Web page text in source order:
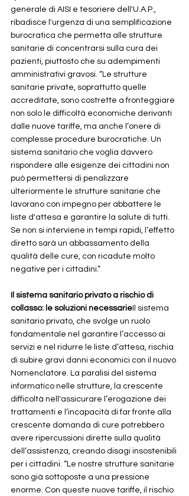
generale di AISI e tesoriere dell'U.A.P.,
ribadisce l'urgenza di una semplificazione
burocratica che permetta alle strutture
sanitarie di concentrarsi sulla cura dei
pazienti, piuttosto che su adempimenti
amministrativi gravosi. “Le strutture
sanitarie private, soprattutto quelle
accreditate, sono costrette a fronteggiare
non solo le difficoltà economiche derivanti
dalle nuove tariffe, ma anche l’onere di
complesse procedure burocratiche. Un
sistema sanitario che voglia davvero
rispondere alle esigenze dei cittadini non
può permettersi di penalizzare
ulteriormente le strutture sanitarie che
lavorano con impegno per abbattere le
liste d'attesa e garantire la salute di tutti.
Se non si interviene in tempi rapidi, l’effetto
diretto sarà un abbassamento della
qualità delle cure, con ricadute molto
negative per i cittadini.”
Il sistema sanitario privato a rischio di
collasso: le soluzioni necessarie Il sistema
sanitario privato, che svolge un ruolo
fondamentale nel garantire l’accesso ai
servizi e nel ridurre le liste d’attesa, rischia
di subire gravi danni economici con il nuovo
Nomenclatore. La paralisi del sistema
informatico nelle strutture, la crescente
difficoltà nell'assicurare l’erogazione dei
trattamenti e l’incapacità di far fronte alla
crescente domanda di cure potrebbero
avere ripercussioni dirette sulla qualità
dell’assistenza, creando disagi insostenibili
per i cittadini. “Le nostre strutture sanitarie
sono già sottoposte a una pressione
enorme. Con queste nuove tariffe, il rischio